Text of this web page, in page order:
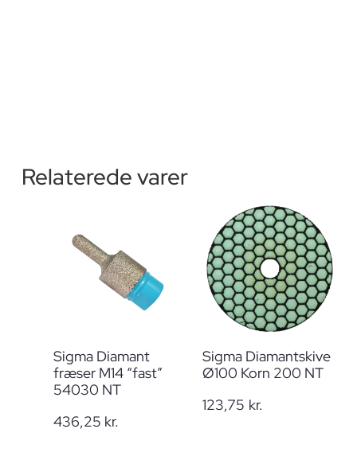
Relaterede varer
Sigma Diamant
fræser M14 “fast”
54030 NT
436,25 kr.
Sigma Diamantskive
Ø100 Korn 200 NT
123,75 kr.